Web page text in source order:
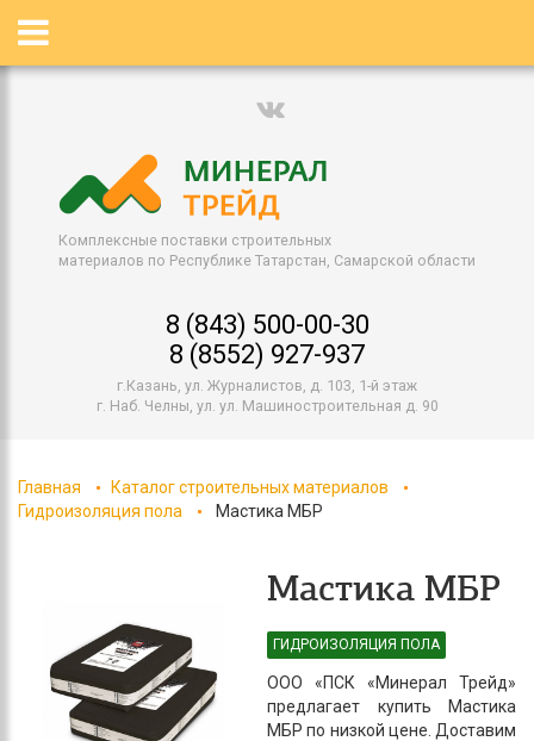
Комплексные поставки строительных
материалов по Республике Татарстан, Самарской области
8 (843) 500-00-30
8 (8552) 927-937
г.Казань, ул. Журналистов, д. 103, 1-й этаж
г. Наб. Челны, ул. ул. Машиностроительная д. 90
Главная
Каталог строительных материалов
Гидроизоляция пола
Мастика МБР
Мастика МБР
ГИДРОИЗОЛЯЦИЯ ПОЛА
ООО «ПСК «Минерал Трейд»
предлагает купить Мастика
МБР по низкой цене. Доставим